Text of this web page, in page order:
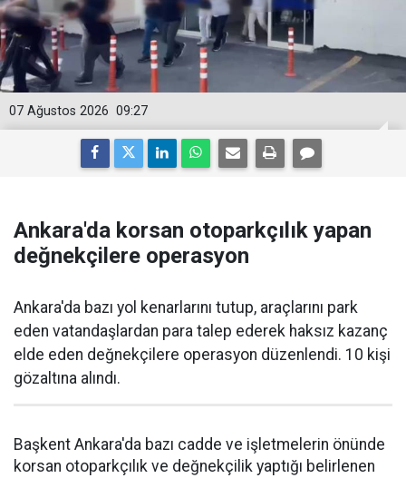
09:27
07 Ağustos 2026
Ankara'da korsan otoparkçılık yapan
değnekçilere operasyon
Ankara'da bazı yol kenarlarını tutup, araçlarını park
eden vatandaşlardan para talep ederek haksız kazanç
elde eden değnekçilere operasyon düzenlendi. 10 kişi
gözaltına alındı.
Başkent Ankara'da bazı cadde ve işletmelerin önünde
korsan otoparkçılık ve değnekçilik yaptığı belirlenen